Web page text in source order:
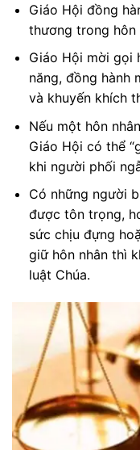
Giáo Hội đồng
thương trong hôn
Giáo Hội mời gọi
năng, đồng hành
và khuyến khích
Nếu một hôn
Giáo Hội có thể
khi người phối
Có những người
được tôn trọng,
sức chịu đựng
giữ hôn nhân thì
luật Chúa.